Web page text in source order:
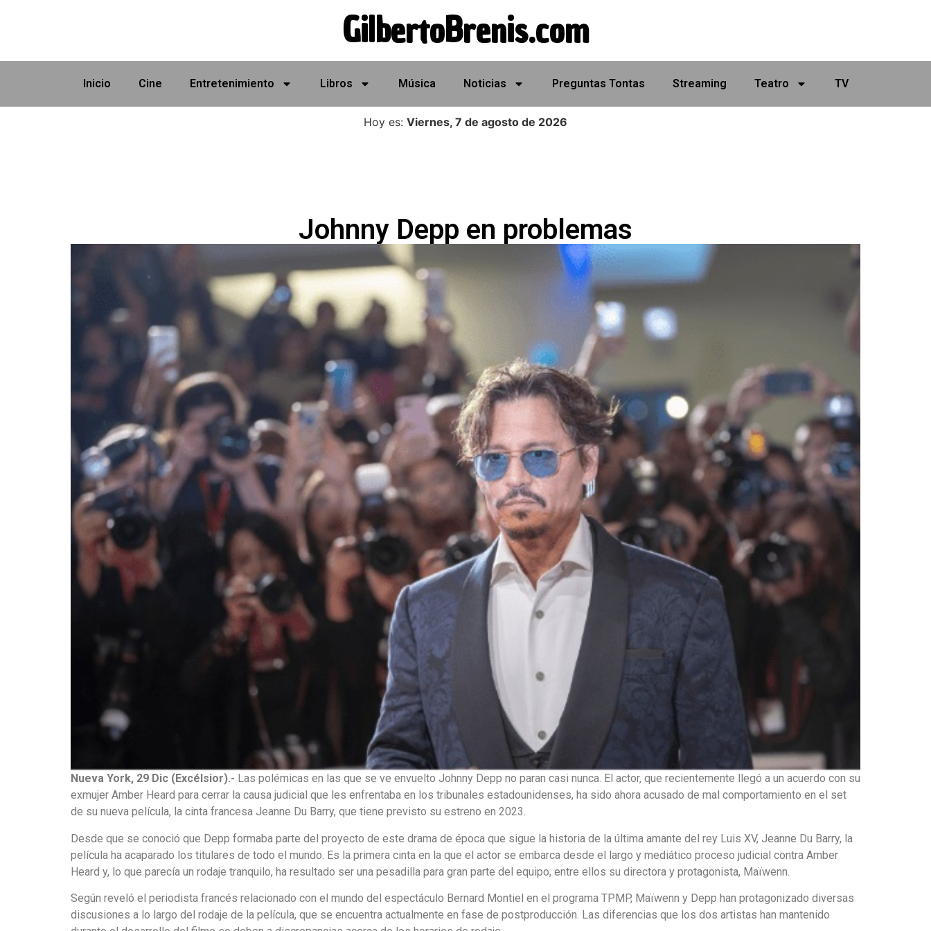
GilbertoBrenis.com
Inicio Cine Entretenimiento Libros Música Noticias Preguntas Tontas Streaming Teatro TV
Hoy es: Viernes, 7 de agosto de 2026
Johnny Depp en problemas
Nueva York, 29 Dic (Excélsior).- Las polémicas en las que se ve envuelto Johnny Depp no paran casi nunca. El actor, que recientemente llegó a un acuerdo con su
exmujer Amber Heard para cerrar la causa judicial que les enfrentaba en los tribunales estadounidenses, ha sido ahora acusado de mal comportamiento en el set
de su nueva película, la cinta francesa Jeanne Du Barry, que tiene previsto su estreno en 2023.
Desde que se conoció que Depp formaba parte del proyecto de este drama de época que sigue la historia de la última amante del rey Luis XV, Jeanne Du Barry, la
película ha acaparado los titulares de todo el mundo. Es la primera cinta en la que el actor se embarca desde el largo y mediático proceso judicial contra Amber
Heard y, lo que parecía un rodaje tranquilo, ha resultado ser una pesadilla para gran parte del equipo, entre ellos su directora y protagonista, Maïwenn.
Según reveló el periodista francés relacionado con el mundo del espectáculo Bernard Montiel en el programa TPMP, Maïwenn y Depp han protagonizado diversas
discusiones a lo largo del rodaje de la película, que se encuentra actualmente en fase de postproducción. Las diferencias que los dos artistas han mantenido